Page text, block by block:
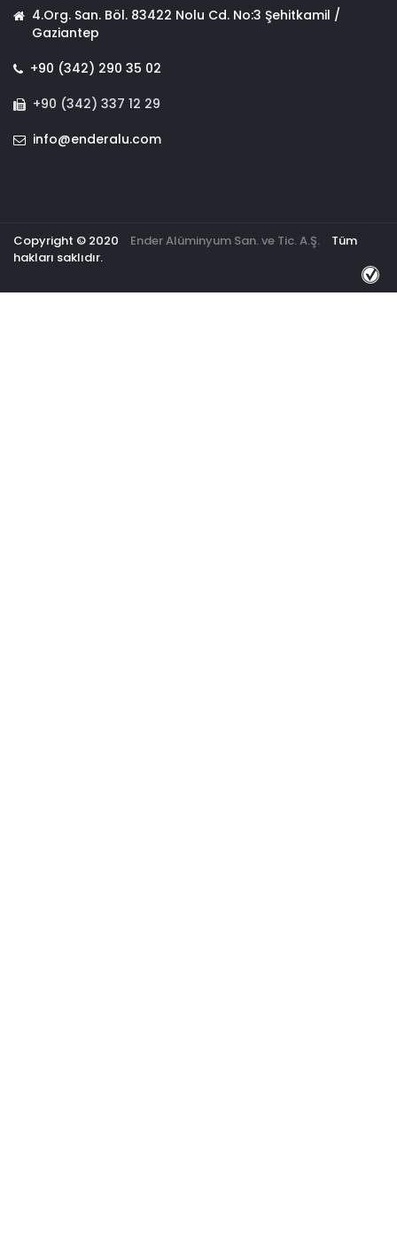
4.Org. San. Böl. 83422 Nolu Cd. No:3 Şehitkamil /
Gaziantep
+90 (342) 290 35 02
+90 (342) 337 12 29
info@enderalu.com
Copyright © 2020 Ender Alüminyum San. ve Tic. A.Ş.
Tüm
hakları saklıdır.